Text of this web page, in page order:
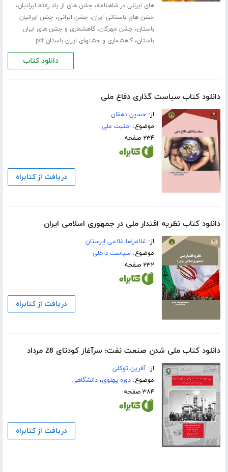
های ایرانی در شاهنامه، جشن های از یاد رفته ایرانیان،
جشن های باستانی ایران، جشن ایرانی، جشن ایرانیان
باستان، جشن مهرگان،گاهشماری و جشن های ایران
باستان،گاهشماری و جشنهای ایران باستان pdf
دانلود کتاب
دانلود کتاب سیاست گذاری دفاع ملی
از:حسین دهقان
موضوع: امنیت ملی
۲۳۴ صفحه
دریافت از کتابراه
دانلود کتاب نظریه اقتدار ملی در جمهوری اسلامی ایران
از: غلامرضا غلامی ابرستان
موضوع:سیاست داخلی
۲۳۲ صفحه
دریافت از کتابراه
دانلود کتاب ملی شدن صنعت نفت؛ سرآغاز کودتای 28 مرداد
از:آفرین توکلی
موضوع:دوره پهلوی،دانشگاهی
۳۸۴ صفحه
دریافت از کتابراه